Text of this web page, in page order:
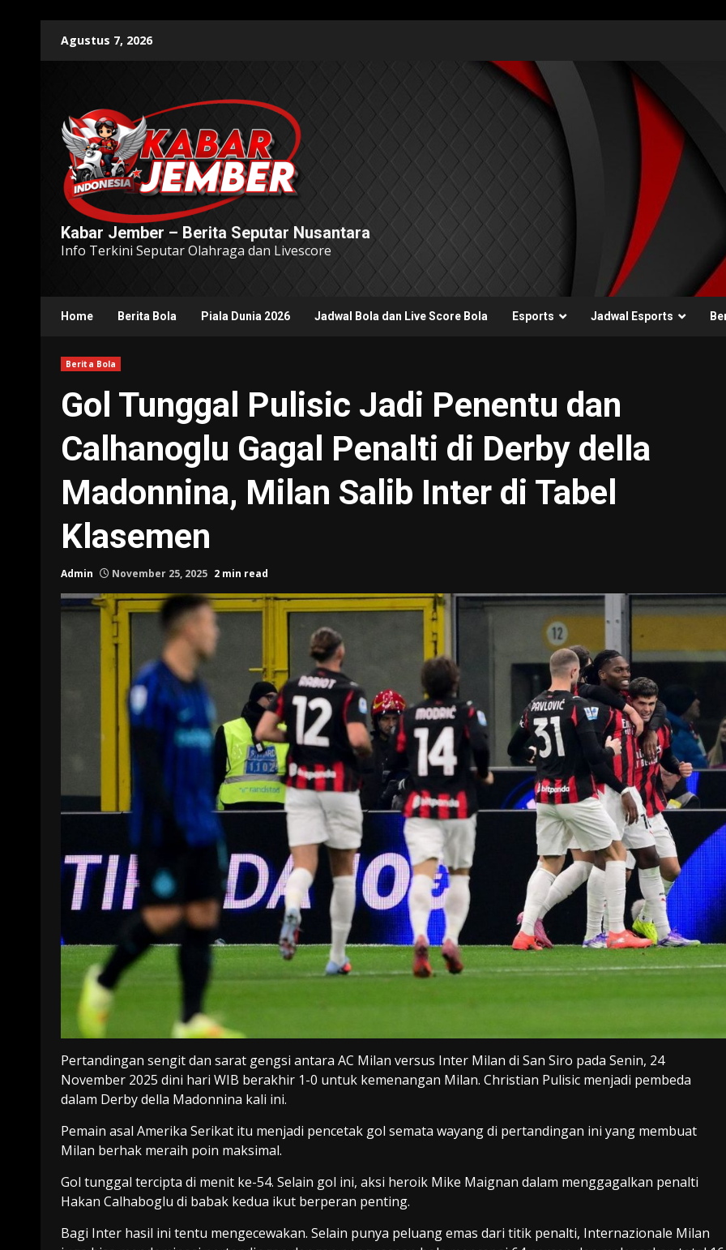
Agustus 7, 2026
Kabar Jember – Berita Seputar Nusantara
Info Terkini Seputar Olahraga dan Livescore
Home Berita Bola Piala Dunia 2026 Jadwal Bola dan Live Score Bola Esports Jadwal Esports
Berita Bola
Gol Tunggal Pulisic Jadi Penentu dan
Calhanoglu Gagal Penalti di Derby della
Madonnina, Milan Salib Inter di Tabel
Klasemen
Admin November 25, 2025 2 min read
Pertandingan sengit dan sarat gengsi antara AC Milan versus Inter Milan di San Siro pada Senin, 24
November 2025 dini hari WIB berakhir 1-0 untuk kemenangan Milan. Christian Pulisic menjadi pembeda
dalam Derby della Madonnina kali ini.
Pemain asal Amerika Serikat itu menjadi pencetak gol semata wayang di pertandingan ini yang membuat
Milan berhak meraih poin maksimal.
Gol tunggal tercipta di menit ke-54. Selain gol ini, aksi heroik Mike Maignan dalam menggagalkan penalti
Hakan Calhaboglu di babak kedua ikut berperan penting.
Bagi Inter hasil ini tentu mengecewakan. Selain punya peluang emas dari titik penalti, Internazionale Milan